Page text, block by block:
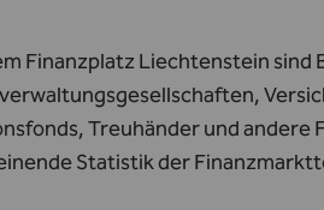
Finanzplatz Liechtenstein
Treuhänder und
Statistik der